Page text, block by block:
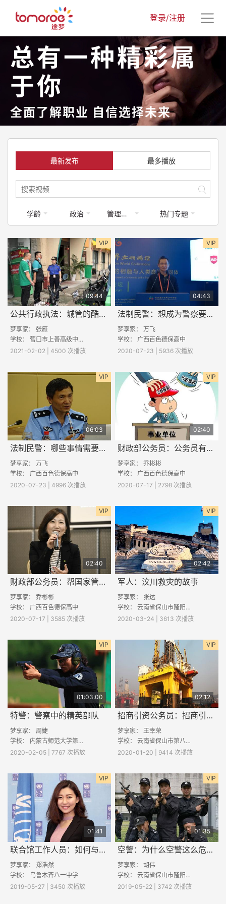
登录/注册
总有一种精彩属
于你
全面了解职业 自信选择未来
最新发布 最多播放
学龄 政治 管理学-政府部门 热门专题
VIP
09:44
公共行政执法：城管的酷与苦
梦享家： 张雁
学校： 营口市上善高级中学
2021-02-02 | 4500 次播放
VIP
04:43
法制民警：想成为警察要做哪些准备
梦享家： 万飞
学校： 广西百色德保高中
2020-07-23 | 5936 次播放
VIP
06:03
法制民警：哪些事情需要法制民警？
梦享家： 万飞
学校： 广西百色德保高中
2020-07-23 | 4996 次播放
VIP
02:40
财政部公务员：公务员有哪些类别
梦享家： 乔彬彬
学校： 广西百色德保高中
2020-07-17 | 2798 次播放
VIP
02:40
财政部公务员：帮国家管钱有多酷
梦享家： 乔彬彬
学校： 广西百色德保高中
2020-07-17 | 3585 次播放
VIP
02:42
军人：汶川救灾的故事
梦享家： 张达
学校： 云南省保山市隆阳区潞江镇初级中学
2020-03-24 | 3613 次播放
VIP
01:03:00
特警：警察中的精英部队
梦享家： 周婕
学校： 内蒙古师范大学第二附属中学
2020-02-05 | 7767 次播放
VIP
02:12
招商引资公务员：招商引资岗=企业的“资深服务员”
梦享家： 王幸荣
学校： 云南省保山市第八中学
2020-01-20 | 9414 次播放
VIP
01:41
联合馆工作人员：如何与联合国亲密接触
梦享家： 郑浩然
学校： 乌鲁木齐八一中学
2019-05-27 | 3450 次播放
VIP
01:35
空警：为什么空警这么危险还选择并坚持呢？
梦享家： 胡伟
学校： 云南省保山市隆阳区彭海中学
2019-05-22 | 3742 次播放